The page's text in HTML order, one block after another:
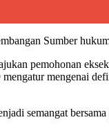
Sumber
pemohonan
mengenai
semangat